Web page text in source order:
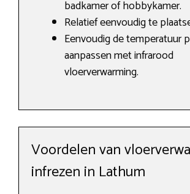
badkamer of hobbykamer.
Relatief eenvoudig te
Eenvoudig de temperatuur
aanpassen met infrarood
vloerverwarming.
Voordelen van
infrezen in Lathum